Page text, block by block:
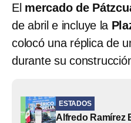
El mercado de
de abril e incluye la
colocó una réplica de
durante su
ESTADOS
Alfredo Ramírez